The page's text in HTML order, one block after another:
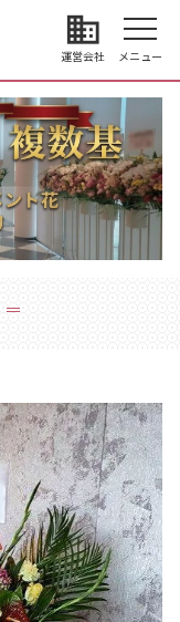
business
運営会社 メニュー